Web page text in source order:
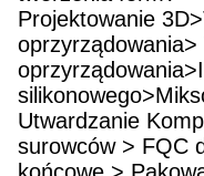
Projektowanie
oprzyrządowania>
Utwardzanie
surowców > FQC